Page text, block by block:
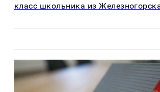
класс школьника из